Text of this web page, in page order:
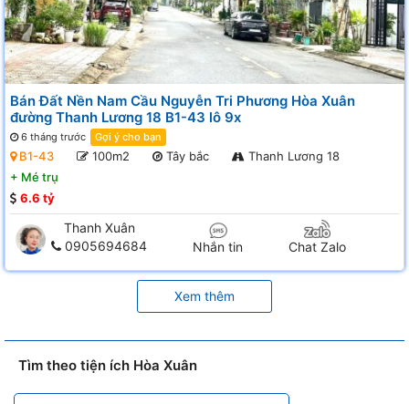
Bán Đất Nền Nam Cầu Nguyễn Tri Phương Hòa Xuân
đường Thanh Lương 18 B1-43 lô 9x
6 tháng trước Gợi ý cho bạn
B1-43 100m2 Tây bắc
Thanh Lương 18
+ Mé trụ
6.6 tỷ
Thanh Xuân
0905694684
Nhắn tin Chat Zalo
Xem thêm
Tìm theo tiện ích Hòa Xuân